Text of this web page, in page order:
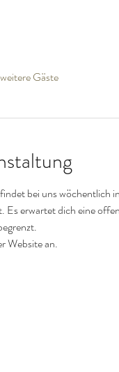
Gäste
bei uns wöchentlich
erwartet dich eine
Website an.